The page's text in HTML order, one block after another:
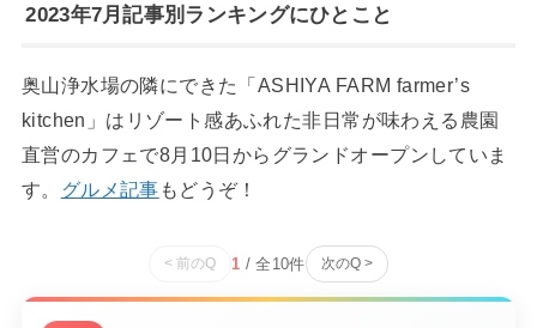
2023年7月記事別ランキングにひとこと
奥山浄水場の隣にできた「ASHIYA FARM farmer’s
kitchen」はリゾート感あふれた非日常が味わえる農園
直営のカフェで8月10日からグランドオープンしていま
す。 グルメ記事 もどうぞ！
< 前のQ 1 / 全 10件 次のQ >